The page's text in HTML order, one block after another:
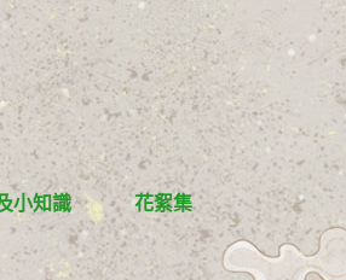
小知識 花絮集